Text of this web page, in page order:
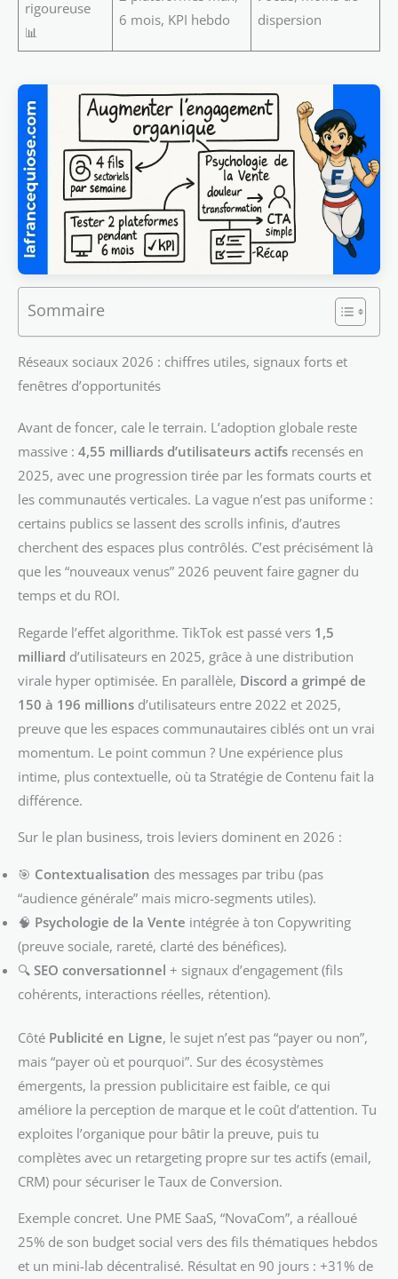
rigoureuse
📊
6 mois, KPI hebdo
dispersion
Sommaire
Réseaux sociaux 2026 : chiffres utiles, signaux forts et
fenêtres d’opportunités
Avant de foncer, cale le terrain. L’adoption globale reste
massive : 4,55 milliards d’utilisateurs actifs recensés en
2025, avec une progression tirée par les formats courts et
les communautés verticales. La vague n’est pas uniforme :
certains publics se lassent des scrolls infinis, d’autres
cherchent des espaces plus contrôlés. C’est précisément là
que les “nouveaux venus” 2026 peuvent faire gagner du
temps et du ROI.
Regarde l’effet algorithme. TikTok est passé vers 1,5
milliard d’utilisateurs en 2025, grâce à une distribution
virale hyper optimisée. En parallèle, Discord a grimpé de
150 à 196 millions d’utilisateurs entre 2022 et 2025,
preuve que les espaces communautaires ciblés ont un vrai
momentum. Le point commun ? Une expérience plus
intime, plus contextuelle, où ta Stratégie de Contenu fait la
différence.
Sur le plan business, trois leviers dominent en 2026 :
🎯 Contextualisation des messages par tribu (pas
“audience générale” mais micro-segments utiles).
🧠 Psychologie de la Vente intégrée à ton Copywriting
(preuve sociale, rareté, clarté des bénéfices).
🔍 SEO conversationnel + signaux d’engagement (fils
cohérents, interactions réelles, rétention).
Côté Publicité en Ligne, le sujet n’est pas “payer ou non”,
mais “payer où et pourquoi”. Sur des écosystèmes
émergents, la pression publicitaire est faible, ce qui
améliore la perception de marque et le coût d’attention. Tu
exploites l’organique pour bâtir la preuve, puis tu
complètes avec un retargeting propre sur tes actifs (email,
CRM) pour sécuriser le Taux de Conversion.
Exemple concret. Une PME SaaS, “NovaCom”, a réalloué
25% de son budget social vers des fils thématiques hebdos
et un mini-lab décentralisé. Résultat en 90 jours : +31% de